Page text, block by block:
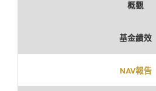
概觀
基金績效
NAV報告